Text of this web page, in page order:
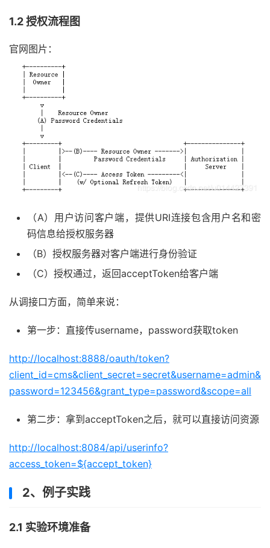
1.2 授权流程图
官网图片：
（A）用户访问客户端，提供URI连接包含用户名和密
码信息给授权服务器
（B）授权服务器对客户端进行身份验证
（C）授权通过，返回acceptToken给客户端
从调接口方面，简单来说：
第一步：直接传username，password获取token
http://localhost:8888/oauth/token?
client_id=cms&client_secret=secret&username=admin&
password=123456&grant_type=password&scope=all
第二步：拿到acceptToken之后，就可以直接访问资源
http://localhost:8084/api/userinfo?
access_token=${accept_token}
2、例子实践
2.1 实验环境准备